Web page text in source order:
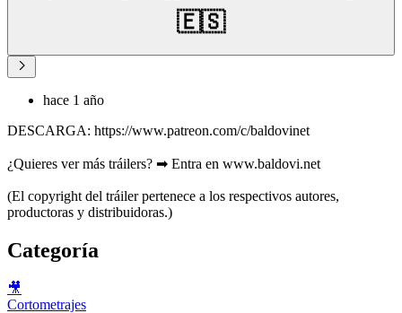
🇪🇸
hace 1 año
DESCARGA: https://www.patreon.com/c/baldovinet
¿Quieres ver más tráilers? ➡ Entra en www.baldovi.net
(El copyright del tráiler pertenece a los respectivos autores,
productoras y distribuidoras.)
Categoría
🎥
Cortometrajes